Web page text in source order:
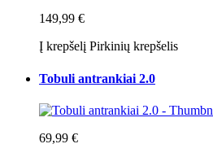
149,99 €
Į krepšelį Pirkinių krepšelis
Tobuli antrankiai 2.0
69,99 €